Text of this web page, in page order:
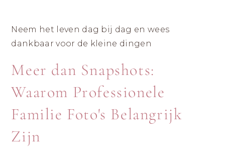
FOTOGRAFIE
|
ZUID-
LIMBURG
|
LANDGRAAF
ZICHZELF
ÉCHT
HERKENNEN
MET
AANDACHT
VOOR
ZELFVERTROUWEN
EN
ZICHTBAAR
Neem het leven dag bij dag en wees
dankbaar voor de kleine dingen
Meer dan Snapshots:
Waarom Professionele
Familie Foto's Belangrijk
Zijn